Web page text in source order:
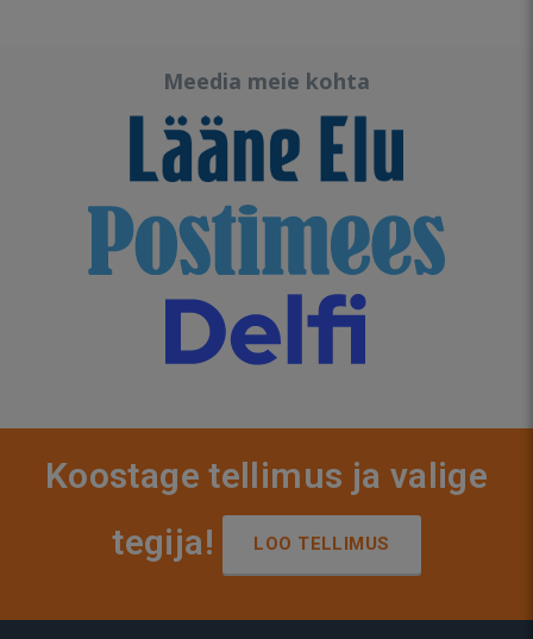
Meedia meie kohta
Koostage tellimus ja valige
tegija!
LOO TELLIMUS